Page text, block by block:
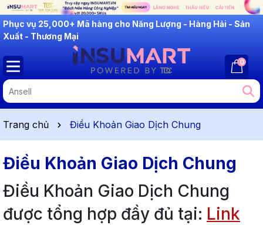
INSUMART: Lắng Nghe - Thấu Hiểu - Cải Tiến
0
Trang chủ Điều Khoản Giao Dịch Chung
Điều Khoản Giao Dịch Chung
Điều Khoản Giao Dịch Chung
được tổng hợp đầy đủ tại: Link